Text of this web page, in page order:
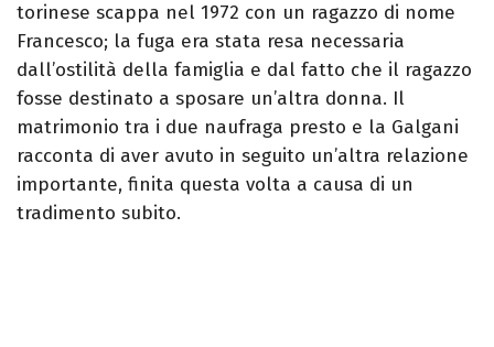
torinese scappa nel 1972 con un ragazzo di nome
Francesco; la fuga era stata resa necessaria
dall’ostilità della famiglia e dal fatto che il ragazzo
fosse destinato a sposare un’altra donna. Il
matrimonio tra i due naufraga presto e la Galgani
racconta di aver avuto in seguito un’altra relazione
importante, finita questa volta a causa di un
tradimento subito.